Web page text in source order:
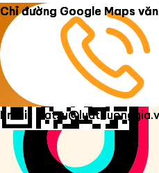
Copyright 2026 ©